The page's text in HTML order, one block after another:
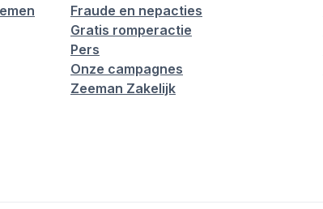
Fraude en nepacties
Gratis romperactie
Pers
Onze campagnes
Zeeman Zakelijk